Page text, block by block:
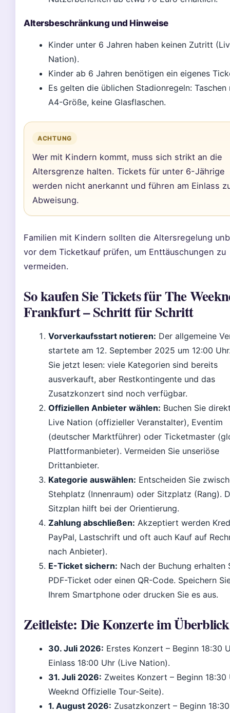
Altersbeschränkung und Hinweise
Kinder unter 6 Jahren haben keinen Zutritt
Nation).
Kinder ab 6 Jahren benötigen ein eigenes
Es gelten die üblichen Stadionregeln: Taschen
A4-Größe, keine Glasflaschen.
ACHTUNG
Wer mit Kindern kommt, muss sich strikt an die
Altersgrenze halten. Tickets für unter 6-Jährige
werden nicht anerkannt und führen am Einlass
Abweisung.
Familien mit Kindern sollten die Altersregelung
vor dem Ticketkauf prüfen, um Enttäuschungen zu
vermeiden.
So kaufen Sie Tickets für The
Frankfurt – Schritt für Schritt
Vorverkaufsstart notieren: Der allgemeine
startete am 12. September 2025 um 12:00
Sie jetzt lesen: viele Kategorien sind bereits
ausverkauft, aber Restkontingente und das
Zusatzkonzert sind noch verfügbar.
Offiziellen Anbieter wählen: Buchen Sie
Live Nation (offizieller Veranstalter), Eventim
(deutscher Marktführer) oder Ticketmaster
Plattformanbieter). Vermeiden Sie unseriöse
Drittanbieter.
Kategorie auswählen: Entscheiden Sie
Stehplatz (Innenraum) oder Sitzplatz (Rang).
Sitzplan hilft bei der Orientierung.
Zahlung abschließen: Akzeptiert werden
PayPal, Lastschrift und oft auch Kauf auf
nach Anbieter).
E-Ticket sichern: Nach der Buchung erhalten
PDF-Ticket oder einen QR-Code. Speichern
Ihrem Smartphone oder drucken Sie es aus.
Zeitleiste: Die Konzerte im Überblick
30. Juli 2026: Erstes Konzert – Beginn 18:30
Einlass 18:00 Uhr (Live Nation).
31. Juli 2026: Zweites Konzert – Beginn 18:30
Weeknd Offizielle Tour-Seite).
1. August 2026: Zusatzkonzert – Beginn